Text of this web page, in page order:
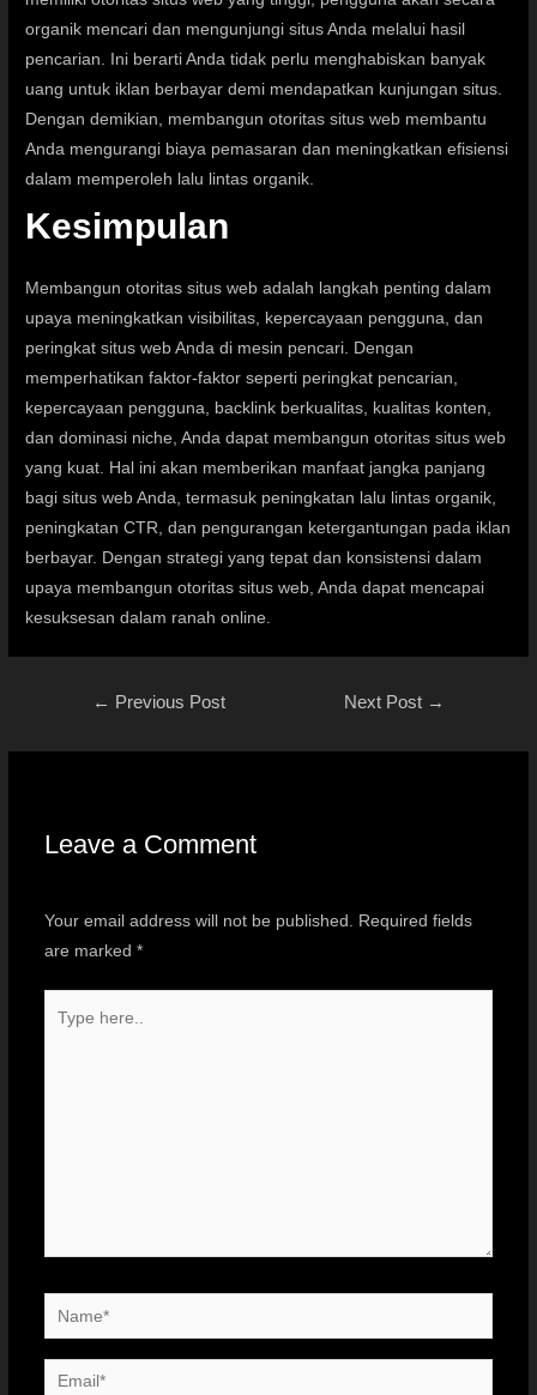
organik mencari dan mengunjungi situs Anda melalui hasil
pencarian. Ini berarti Anda tidak perlu menghabiskan banyak
uang untuk iklan berbayar demi mendapatkan kunjungan situs.
Dengan demikian, membangun otoritas situs web membantu
Anda mengurangi biaya pemasaran dan meningkatkan efisiensi
dalam memperoleh lalu lintas organik.
Kesimpulan
Membangun otoritas situs web adalah langkah penting dalam
upaya meningkatkan visibilitas, kepercayaan pengguna, dan
peringkat situs web Anda di mesin pencari. Dengan
memperhatikan faktor-faktor seperti peringkat pencarian,
kepercayaan pengguna, backlink berkualitas, kualitas konten,
dan dominasi niche, Anda dapat membangun otoritas situs web
yang kuat. Hal ini akan memberikan manfaat jangka panjang
bagi situs web Anda, termasuk peningkatan lalu lintas organik,
peningkatan CTR, dan pengurangan ketergantungan pada iklan
berbayar. Dengan strategi yang tepat dan konsistensi dalam
upaya membangun otoritas situs web, Anda dapat mencapai
kesuksesan dalam ranah online.
← Previous Post Next Post →
Leave a Comment
Your email address will not be published.
Required fields
are marked *